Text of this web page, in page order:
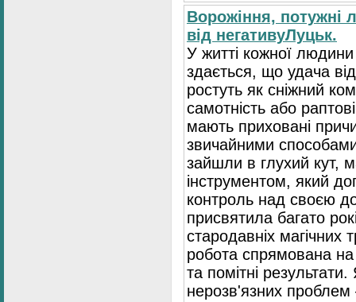
Ворожіння, потужні
від негативуЛуцьк.
У житті кожної
здається, що удача
ростуть як сніжний
самотність або
мають приховані
звичайними
зайшли в глухий кут,
інструментом, який
контроль над своєю
присвятила багато
стародавніх магічних
робота спрямована
та помітні
нерозв'язних